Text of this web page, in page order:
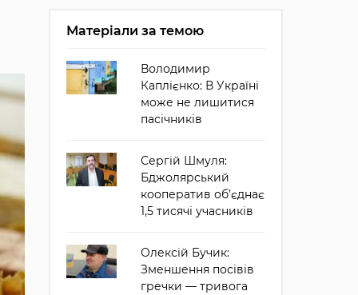
Матеріали за темою
Володимир
Каплієнко: В Україні
може не лишитися
пасічників
Сергій Шмуля:
Бджолярський
кооператив об’єднає
1,5 тисячі учасників
Олексій Бучик:
Зменшення посівів
гречки — тривога